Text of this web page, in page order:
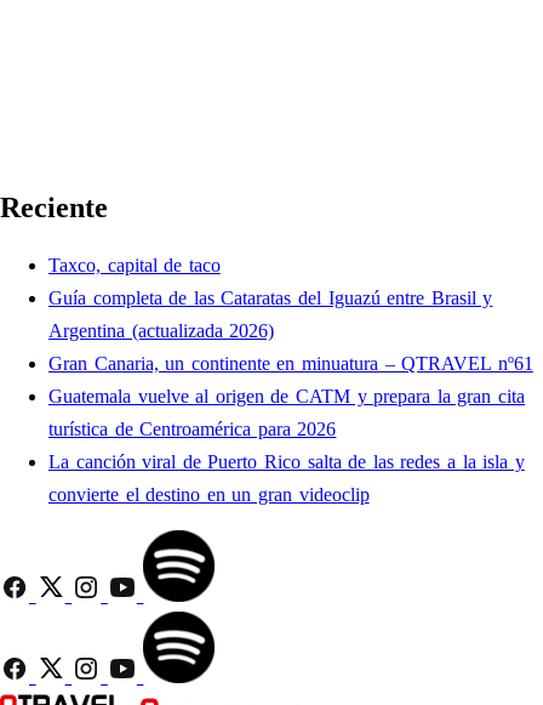
Reciente
Taxco, capital de taco
Guía completa de las Cataratas del Iguazú entre Brasil y
Argentina (actualizada 2026)
Gran Canaria, un continente en minuatura – QTRAVEL nº61
Guatemala vuelve al origen de CATM y prepara la gran cita
turística de Centroamérica para 2026
La canción viral de Puerto Rico salta de las redes a la isla y
convierte el destino en un gran videoclip